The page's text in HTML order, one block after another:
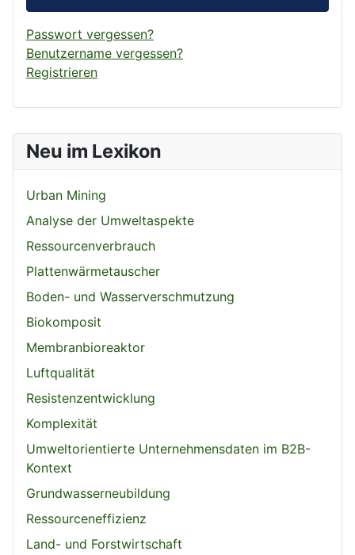
Neu im Lexikon
Urban Mining
Analyse der Umweltaspekte
Ressourcenverbrauch
Plattenwärmetauscher
Boden- und Wasserverschmutzung
Biokomposit
Membranbioreaktor
Luftqualität
Resistenzentwicklung
Komplexität
Umweltorientierte Unternehmensdaten im B2B-
Kontext
Grundwasserneubildung
Ressourceneffizienz
Land- und Forstwirtschaft
Passwort vergessen?
Benutzername vergessen?
Registrieren